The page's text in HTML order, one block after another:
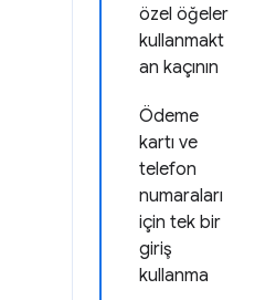
özel öğeler
kullanmakt
an kaçının
Ödeme
kartı ve
telefon
numaraları
için tek bir
giriş
kullanma